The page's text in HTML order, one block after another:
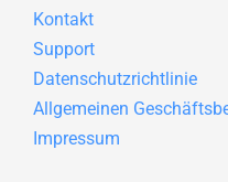
Kontakt
Support
Datenschutzrichtlinie
Allgemeinen
Impressum